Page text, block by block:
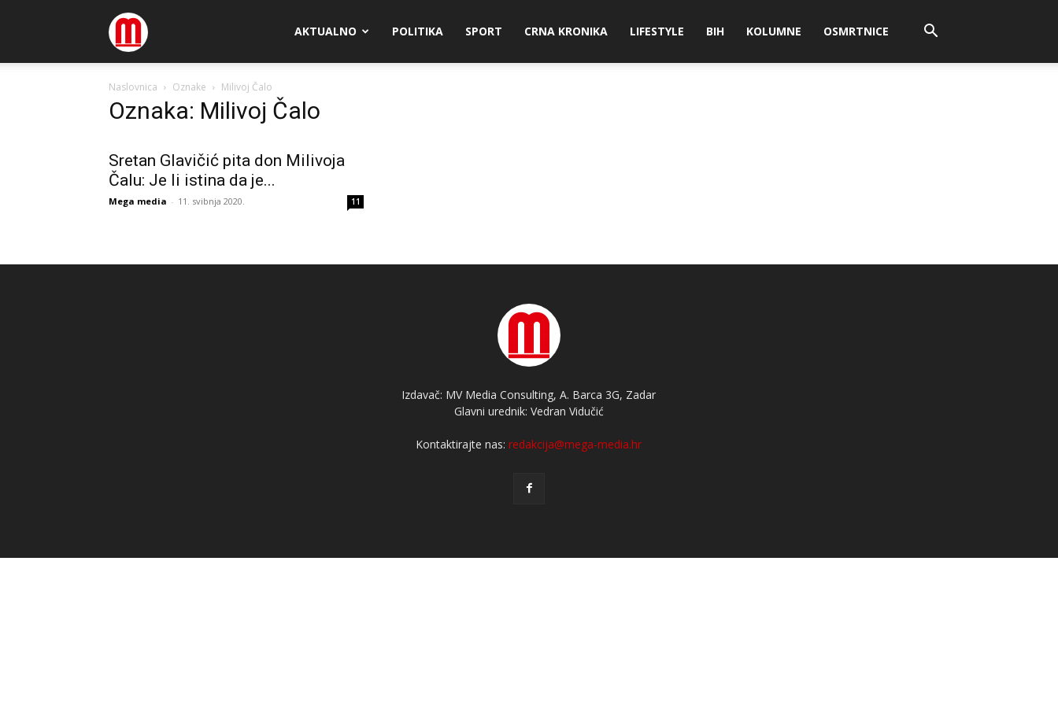
Megamedia AKTUALNO POLITIKA SPORT CRNA KRONIKA LIFESTYLE BIH KOLUMNE OSMRTNICE
Naslovnica Oznake Milivoj Čalo
Oznaka: Milivoj Čalo
Sretan Glavičić pita don Milivoja
Čalu: Je li istina da je...
Mega media - 11. svibnja 2020. 11
Izdavač: MV Media Consulting, A. Barca 3G, Zadar
Glavni urednik: Vedran Vidučić
Kontaktirajte nas:redakcija@mega-media.hr